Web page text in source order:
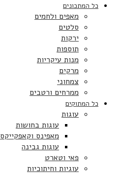
כל המתכונים
מאפים ולחמים
סלטים
ירקות
תוספות
מנות עיקריות
מרקים
צמחוני
ממרחים ורטבים
כל המתוקים
עוגות
עוגות בחושות
מאפינס וקאפקייקס
עוגות גבינה
פאי וטארט
עוגיות וחיתוכיות